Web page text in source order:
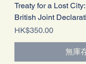
Treaty for a Lost
British Joint
價格
HK$350.00
無庫